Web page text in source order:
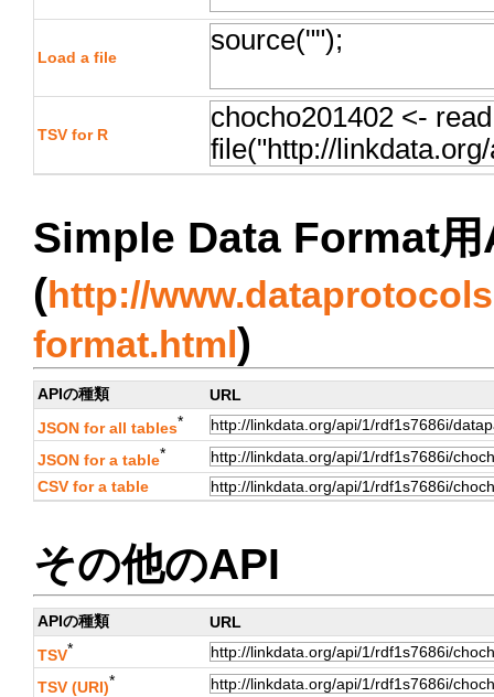
Load a file
TSV for R
Simple Data Format用
(http://
format.html)
APIの種類
URL
JSON for all tables*
JSON for a table*
CSV for a table
その他のAPI
APIの種類
URL
TSV*
TSV (URI)*